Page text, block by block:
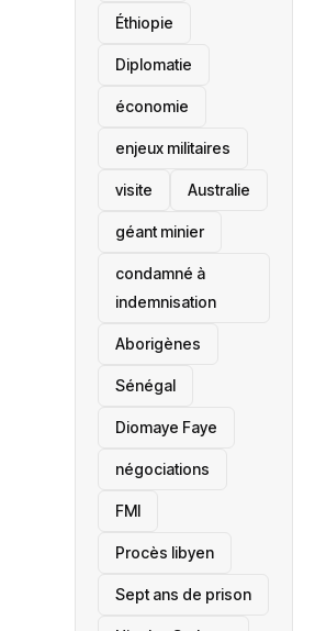
Éthiopie
Diplomatie
économie
enjeux militaires
visite ‎Australie
géant minier
condamné à
indemnisation
Aborigènes
Sénégal
Diomaye Faye
négociations
FMI
Procès libyen
Sept ans de prison